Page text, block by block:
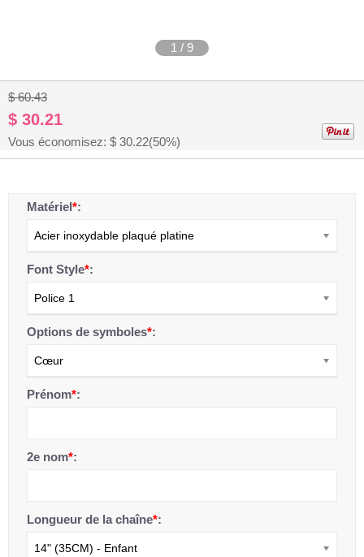
1 / 9
$ 60.43
$ 30.21
Vous économisez: $ 30.22(50%)
Matériel*:
Acier inoxydable plaqué platine
Font Style*:
Police 1
Options de symboles*:
Cœur
Prénom*:
2e nom*:
Longueur de la chaîne*:
14" (35CM) - Enfant